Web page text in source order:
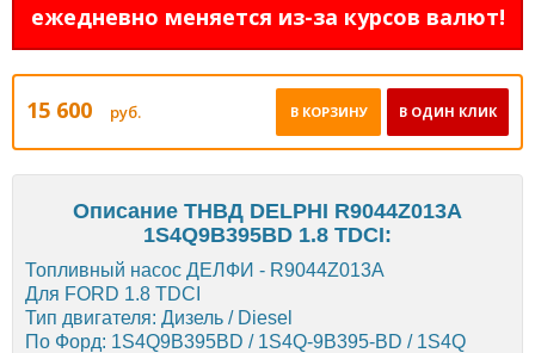
ежедневно меняется из-за курсов валют!
15 600 руб. В ОДИН КЛИК
В КОРЗИНУ
Описание ТНВД DELPHI R9044Z013A
1S4Q9B395BD 1.8 TDCI:
Топливный насос ДЕЛФИ - R9044Z013A
Для FORD 1.8 TDCI
Тип двигателя: Дизель / Diesel
По Форд: 1S4Q9B395BD / 1S4Q-9B395-BD / 1S4Q